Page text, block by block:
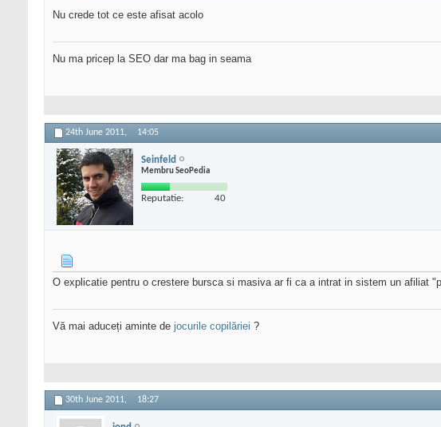
Nu crede tot ce este afisat acolo
Nu ma pricep la SEO dar ma bag in seama
24th June 2011, 14:05
Seinfeld
Membru SeoPedia
Reputatie: 40
O explicatie pentru o crestere bursca si masiva ar fi ca a intrat in sistem un afiliat
Vă mai aduceți aminte de jocurile copilăriei ?
30th June 2011, 18:27